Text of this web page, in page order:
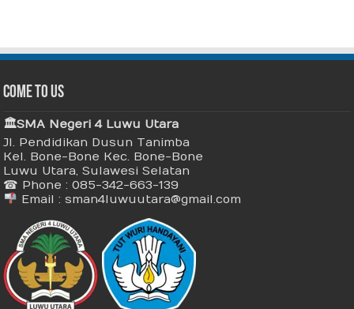
Come To Us
🏛 SMA Negeri 4 Luwu Utara
Jl. Pendidikan Dusun Tanimba
Kel. Bone-Bone Kec. Bone-Bone
Luwu Utara, Sulawesi Selatan
☎ Phone : 085-342-663-139
Email : sman4luwuutara@gmail.com